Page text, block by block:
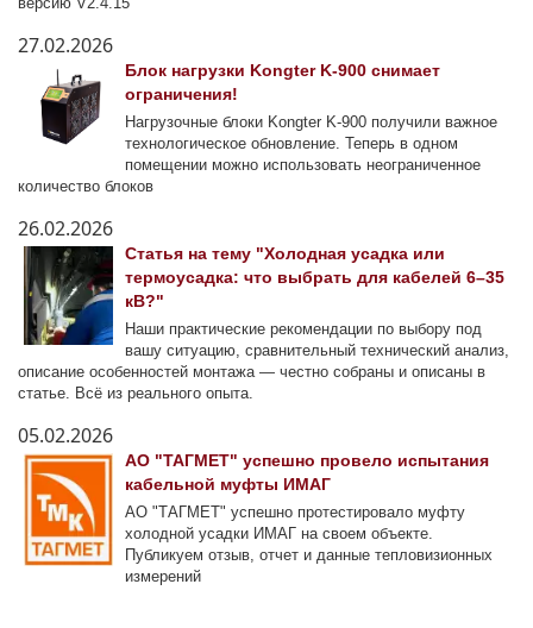
27.02.2026
Блок нагрузки Kongter K-900 снимает
ограничения!
Нагрузочные блоки Kongter K-900 получили важное
технологическое обновление. Теперь в одном
помещении можно использовать неограниченное
количество блоков
26.02.2026
Статья на тему "Холодная усадка или
термоусадка: что выбрать для кабелей 6–35
кВ?"
Наши практические рекомендации по выбору под
вашу ситуацию, сравнительный технический анализ,
описание особенностей монтажа — честно собраны и описаны в
статье. Всё из реального опыта.
05.02.2026
АО "ТАГМЕТ" успешно провело испытания
кабельной муфты ИМАГ
АО "ТАГМЕТ" успешно протестировало муфту
холодной усадки ИМАГ на своем объекте.
Публикуем отзыв, отчет и данные тепловизионных
измерений